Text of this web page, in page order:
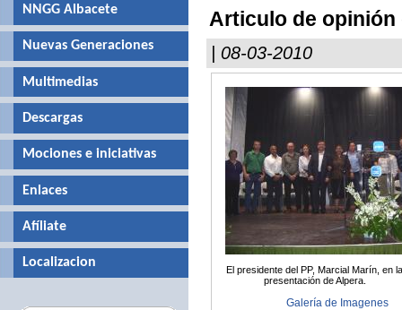
Articulo de opinión
| 08-03-2010
El presidente del PP, Marcial Marín, en
presentación de Alpera.
Galería de Imagenes
NNGG Albacete
Nuevas Generaciones
Multimedias
Descargas
Mociones e iniciativas
Enlaces
Afíliate
Localizacion